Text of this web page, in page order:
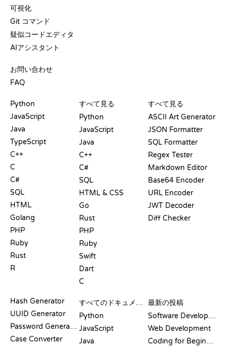
可視化
Git コマンド
疑似コードエディタ
AIアシスタント
お問い合わせ
FAQ
Python
JavaScript
Java
TypeScript
C++
C
C#
SQL
HTML
Golang
PHP
Ruby
Rust
R
すべて見る
Python
JavaScript
Java
C++
C#
SQL
HTML & CSS
Go
Rust
PHP
Ruby
Swift
Dart
C
すべて見る
ASCII Art Generator
JSON Formatter
SQL Formatter
Regex Tester
Markdown Editor
Base64 Encoder
URL Encoder
JWT Decoder
Diff Checker
Hash Generator
UUID Generator
Password Generator
Case Converter
すべてのドキュメント
Python
JavaScript
Java
最新の投稿
Software Development
Web Development
Coding for Beginners